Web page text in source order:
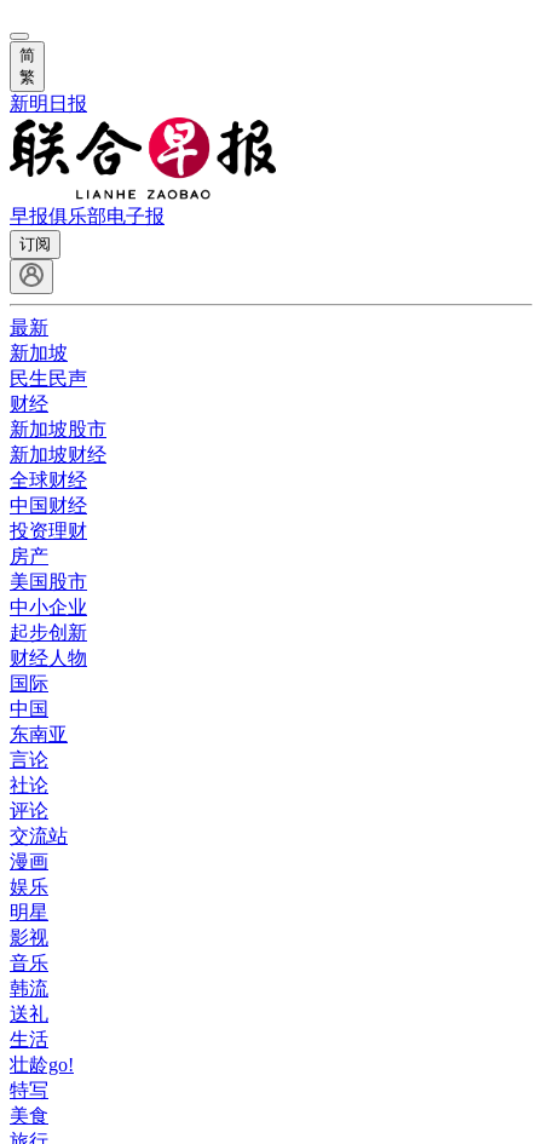
简
繁
新明日报
早报俱乐部电子报
订阅
最新
新加坡
民生民声
财经
新加坡股市
新加坡财经
全球财经
中国财经
投资理财
房产
美国股市
中小企业
起步创新
财经人物
国际
中国
东南亚
言论
社论
评论
交流站
漫画
娱乐
明星
影视
音乐
韩流
送礼
生活
壮龄go!
特写
美食